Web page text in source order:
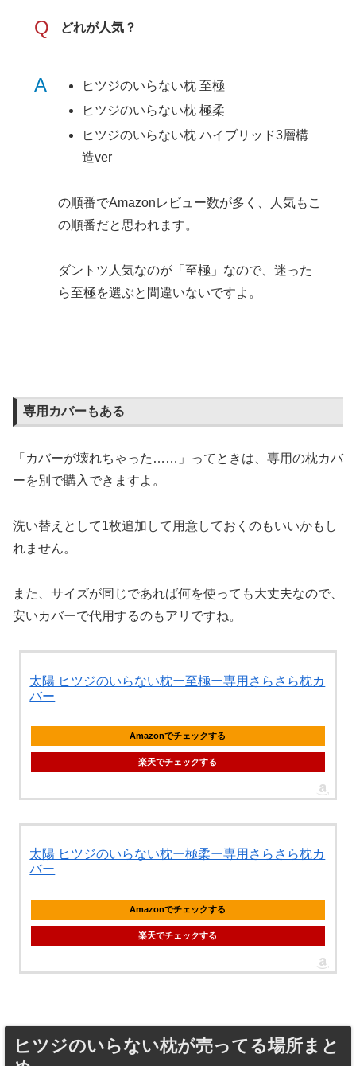
Q どれが人気？
A
ヒツジのいらない枕 至極
ヒツジのいらない枕 極柔
ヒツジのいらない枕 ハイブリッド3層構
造ver
の順番でAmazonレビュー数が多く、人気もこ
の順番だと思われます。
ダントツ人気なのが「至極」なので、迷った
ら至極を選ぶと間違いないですよ。
専用カバーもある
「カバーが壊れちゃった……」ってときは、専用の枕カバ
ーを別で購入できますよ。
洗い替えとして1枚追加して用意しておくのもいいかもし
れません。
また、サイズが同じであれば何を使っても大丈夫なので、
安いカバーで代用するのもアリですね。
太陽 ヒツジのいらない枕ー至極ー専用さらさら枕カ
バー
Amazonでチェックする
楽天でチェックする
太陽 ヒツジのいらない枕ー極柔ー専用さらさら枕カ
バー
Amazonでチェックする
楽天でチェックする
ヒツジのいらない枕が売ってる場所まと